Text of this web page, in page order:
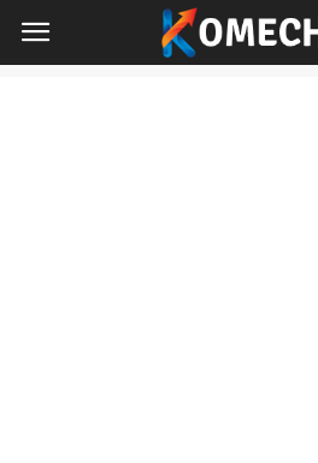
Komech.pl